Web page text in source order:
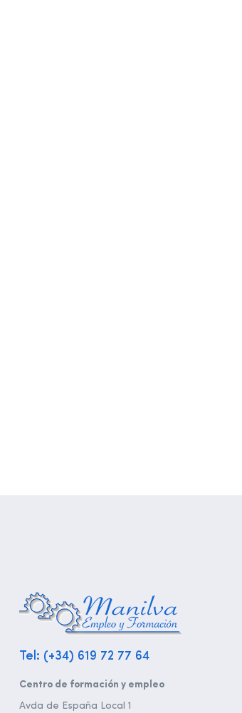
Tel: (+34) 619 72 77 64
Centro de formación y empleo
Avda de España Local 1